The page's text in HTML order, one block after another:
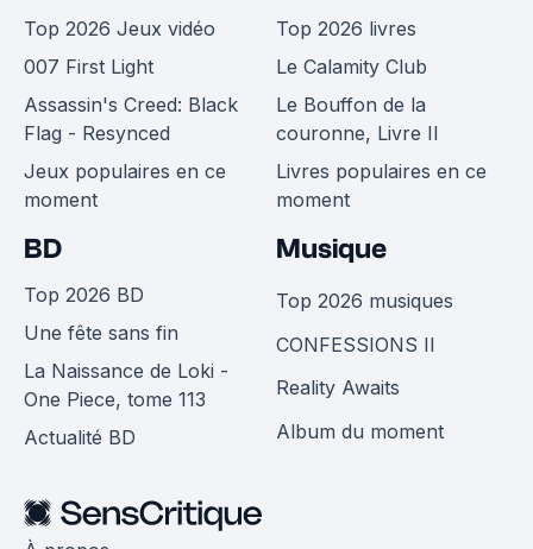
Top 2026 Jeux vidéo
007 First Light
Assassin's Creed: Black
Flag - Resynced
Jeux populaires en ce
moment
Top 2026 livres
Le Calamity Club
Le Bouffon de la
couronne, Livre II
Livres populaires en ce
moment
BD
Top 2026 BD
Une fête sans fin
La Naissance de Loki -
One Piece, tome 113
Actualité BD
Musique
Top 2026 musiques
CONFESSIONS II
Reality Awaits
Album du moment